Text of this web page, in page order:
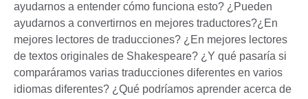
ayudarnos a entender cómo funciona esto? ¿Pueden
ayudarnos a convertirnos en mejores traductores?¿En
mejores lectores de traducciones? ¿En mejores lectores
de textos originales de Shakespeare? ¿Y qué pasaría si
comparáramos varias traducciones diferentes en varios
idiomas diferentes? ¿Qué podríamos aprender acerca de